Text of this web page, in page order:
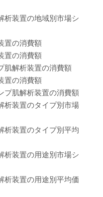
析装置の地域別市場シ
置の消費額
置の消費額
肌解析装置の消費額
置の消費額
プ肌解析装置の消費額
析装置のタイプ別市場
析装置のタイプ別平均
析装置の用途別市場シ
析装置の用途別平均価